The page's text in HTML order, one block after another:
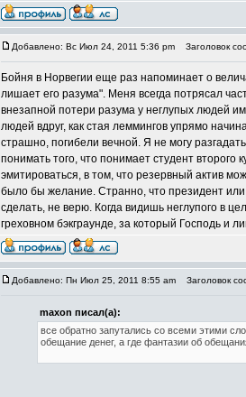
Добавлено: Вс Июл 24, 2011 5:36 pm Заголовок
Бойня в Норвегии еще раз напоминает о
лишает его разума". Меня всегда потрясал
внезапной потери разума у неглупых людей
людей вдруг, как стая леммингов упрямо
страшно, погибели вечной. Я не могу
понимать того, что понимает студент второго
эмитироваться, в том, что резервный актив
было бы желание. Странно, что президент
сделать, не верю. Когда видишь неглупого в
греховном бэкграунде, за который Господь и
Добавлено: Пн Июл 25, 2011 8:55 am Заголовок
maxon писал(а):
все обратно запутались со всеми этими
обещание денег, а где фантазии об